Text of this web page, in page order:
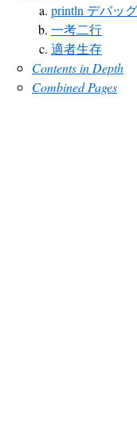
println デバッグ
一考二行
適者生存
Contents in Depth
Combined Pages